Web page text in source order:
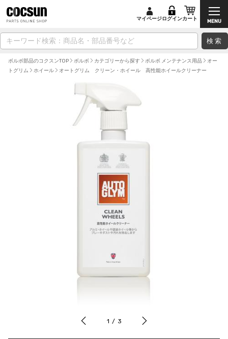
検索
マイページログインカート
ボルボ部品のコクスンTOP ボルボ カテゴリーから探す ボルボ メンテナンス用品
オー
トグリム
ホイール オートグリム クリーン・ホイール 高性能ホイールクリーナー
1 / 3